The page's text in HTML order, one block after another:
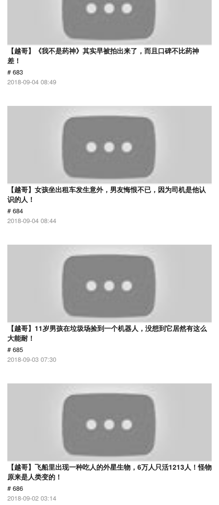
【越哥】《我不是药神》其实早被拍出来了，而且口碑不比药神
差！
# 683
2018-09-04 08:49
【越哥】女孩坐出租车发生意外，男友悔恨不已，因为司机是他认
识的人！
# 684
2018-09-04 08:44
【越哥】11岁男孩在垃圾场捡到一个机器人，没想到它居然有这么
大能耐！
# 685
2018-09-03 07:30
【越哥】飞船里出现一种吃人的外星生物，6万人只活1213人！怪物
原来是人类变的！
# 686
2018-09-02 03:14